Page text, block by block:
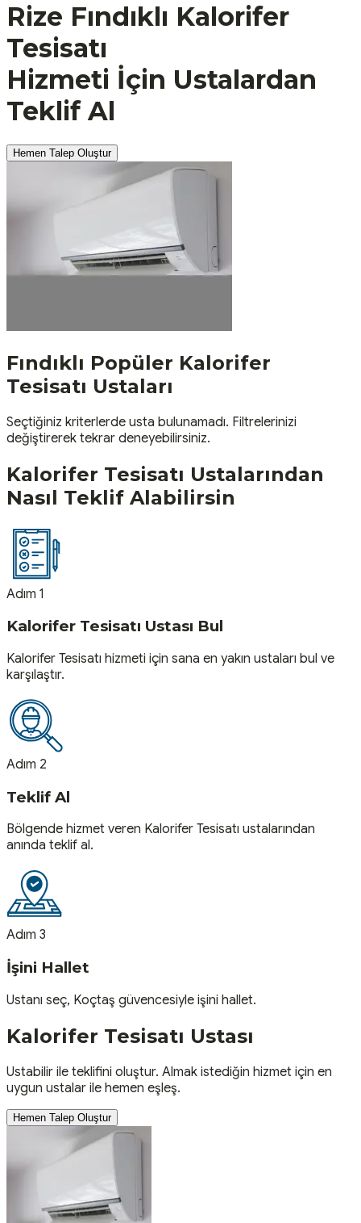
Rize Fındıklı Kalorifer
Tesisatı
Hizmeti İçin Ustalardan
Teklif Al
Hemen Talep Oluştur
Fındıklı Popüler Kalorifer
Tesisatı Ustaları
Seçtiğiniz kriterlerde usta bulunamadı. Filtrelerinizi
değiştirerek tekrar deneyebilirsiniz.
Kalorifer Tesisatı Ustalarından
Nasıl Teklif Alabilirsin
Adım 1
Kalorifer Tesisatı Ustası Bul
Kalorifer Tesisatı hizmeti için sana en yakın ustaları bul ve
karşılaştır.
Adım 2
Teklif Al
Bölgende hizmet veren Kalorifer Tesisatı ustalarından
anında teklif al.
Adım 3
İşini Hallet
Ustanı seç, Koçtaş güvencesiyle işini hallet.
Kalorifer Tesisatı Ustası
Ustabilir ile teklifini oluştur. Almak istediğin hizmet için en
uygun ustalar ile hemen eşleş.
Hemen Talep Oluştur